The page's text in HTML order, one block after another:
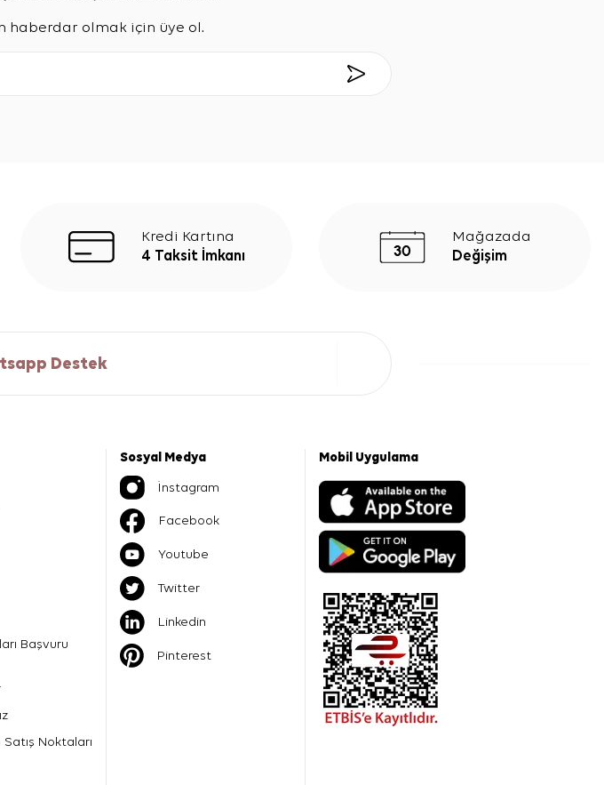
haberdar olmak için üye ol.
Kredi Kartına
4 Taksit İmkanı
Mağazada
Değişim
Destek
Başvuru
Noktaları
Sosyal Medya
İnstagram
Facebook
Youtube
Twitter
Linkedin
Pinterest
Mobil Uygulama